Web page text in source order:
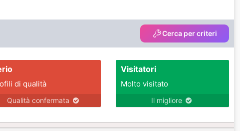
Cerca per criteri
di qualità
Qualità confermata
Visitatori
Molto visitato
Il migliore